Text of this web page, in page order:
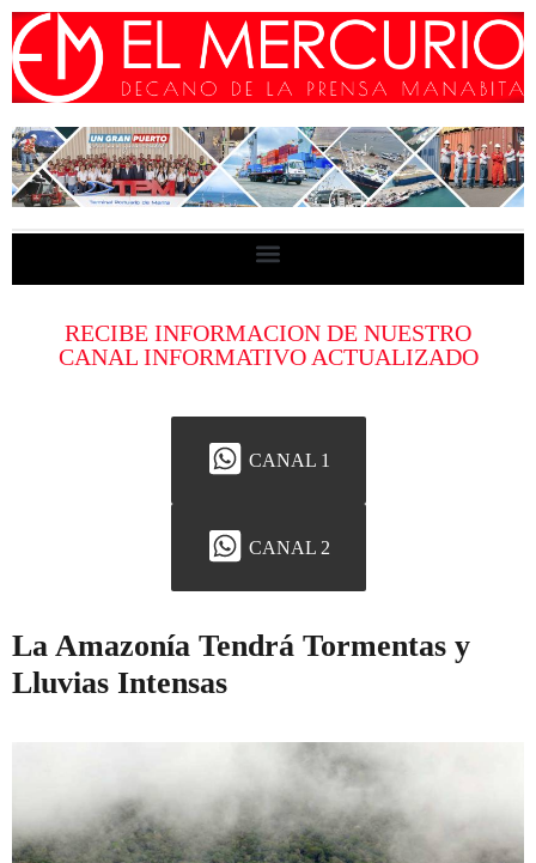
RECIBE INFORMACION DE NUESTRO
CANAL INFORMATIVO ACTUALIZADO
CANAL 1
CANAL 2
La Amazonía Tendrá Tormentas y
Lluvias Intensas